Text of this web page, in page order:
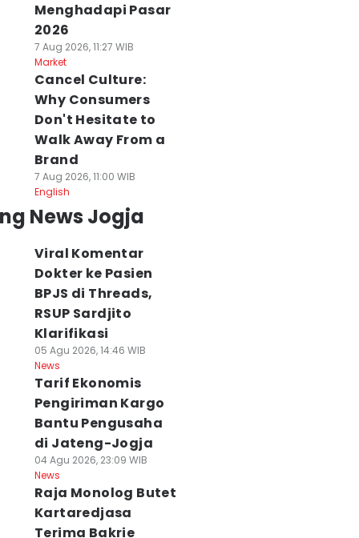
Menghadapi Pasar
2026
7 Aug 2026, 11:27 WIB
Market
Cancel Culture:
Why Consumers
Don't Hesitate to
Walk Away From a
Brand
7 Aug 2026, 11:00 WIB
English
News Jogja
Viral Komentar
Dokter ke Pasien
BPJS di Threads,
RSUP Sardjito
Klarifikasi
05 Agu 2026, 14:46 WIB
News
Tarif Ekonomis
Pengiriman Kargo
Bantu Pengusaha
di Jateng-Jogja
04 Agu 2026, 23:09 WIB
News
Raja Monolog Butet
Kartaredjasa
Terima Bakrie